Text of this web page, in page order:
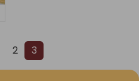
2 3